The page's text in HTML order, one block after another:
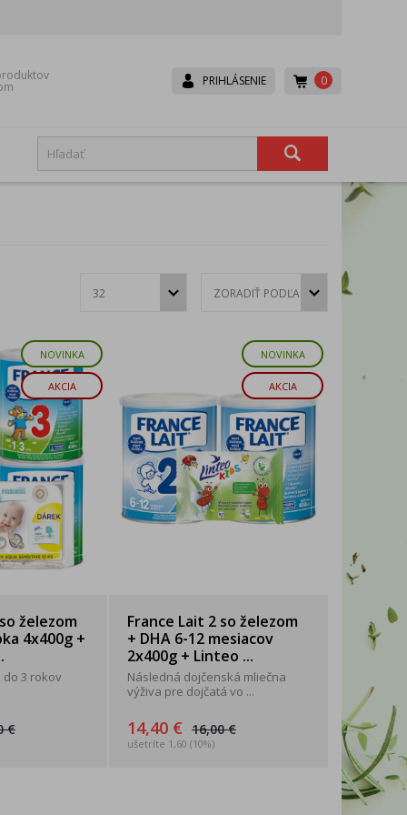
0
PRIHLÁSENIE
Ice Power
Mesh
Rival
WITTYBELLE 2xK
NOVINKA
AKCIA
železom
4x400g +
do 3 rokov
€
NOVINKA
AKCIA
France Lait 2 so železom
+ DHA 6-12 mesiacov
2x400g + Linteo ...
Následná dojčenská mliečna
výživa pre dojčatá vo ...
14,40 € 16,00 €
ušetríte 1,60 (10%)